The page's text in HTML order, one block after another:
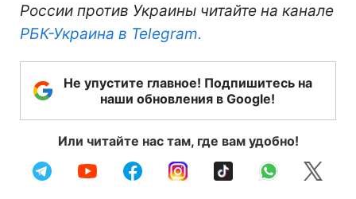
России против Украины читайте на канале
РБК-Украина в Telegram.
Не упустите главное! Подпишитесь на
наши обновления в Google!
Или читайте нас там, где вам удобно!